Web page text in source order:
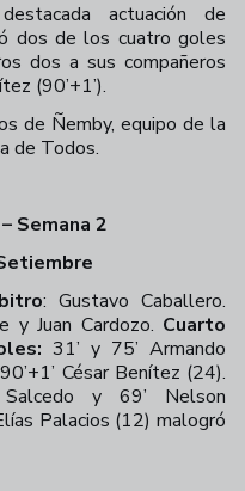
actuación de
dos de los cuatro goles
dos a sus compañeros
(90’+1’).
de Ñemby, equipo de la
de Todos.
Semana 2
: Gustavo Caballero.
y Juan Cardozo. Cuarto
31’ y 75’ Armando
César Benítez (24).
y 69’ Nelson
Palacios (12) malogró